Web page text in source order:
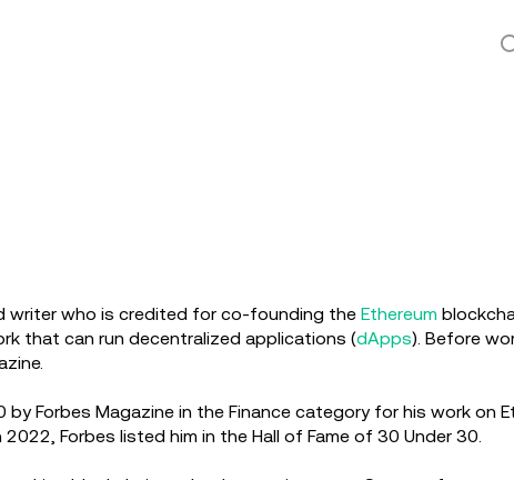
writer who is credited for co-founding the Ethereum
that can run decentralized applications (dApps). Before
Forbes Magazine in the Finance category for his work on
Forbes listed him in the Hall of Fame of 30 Under 30.